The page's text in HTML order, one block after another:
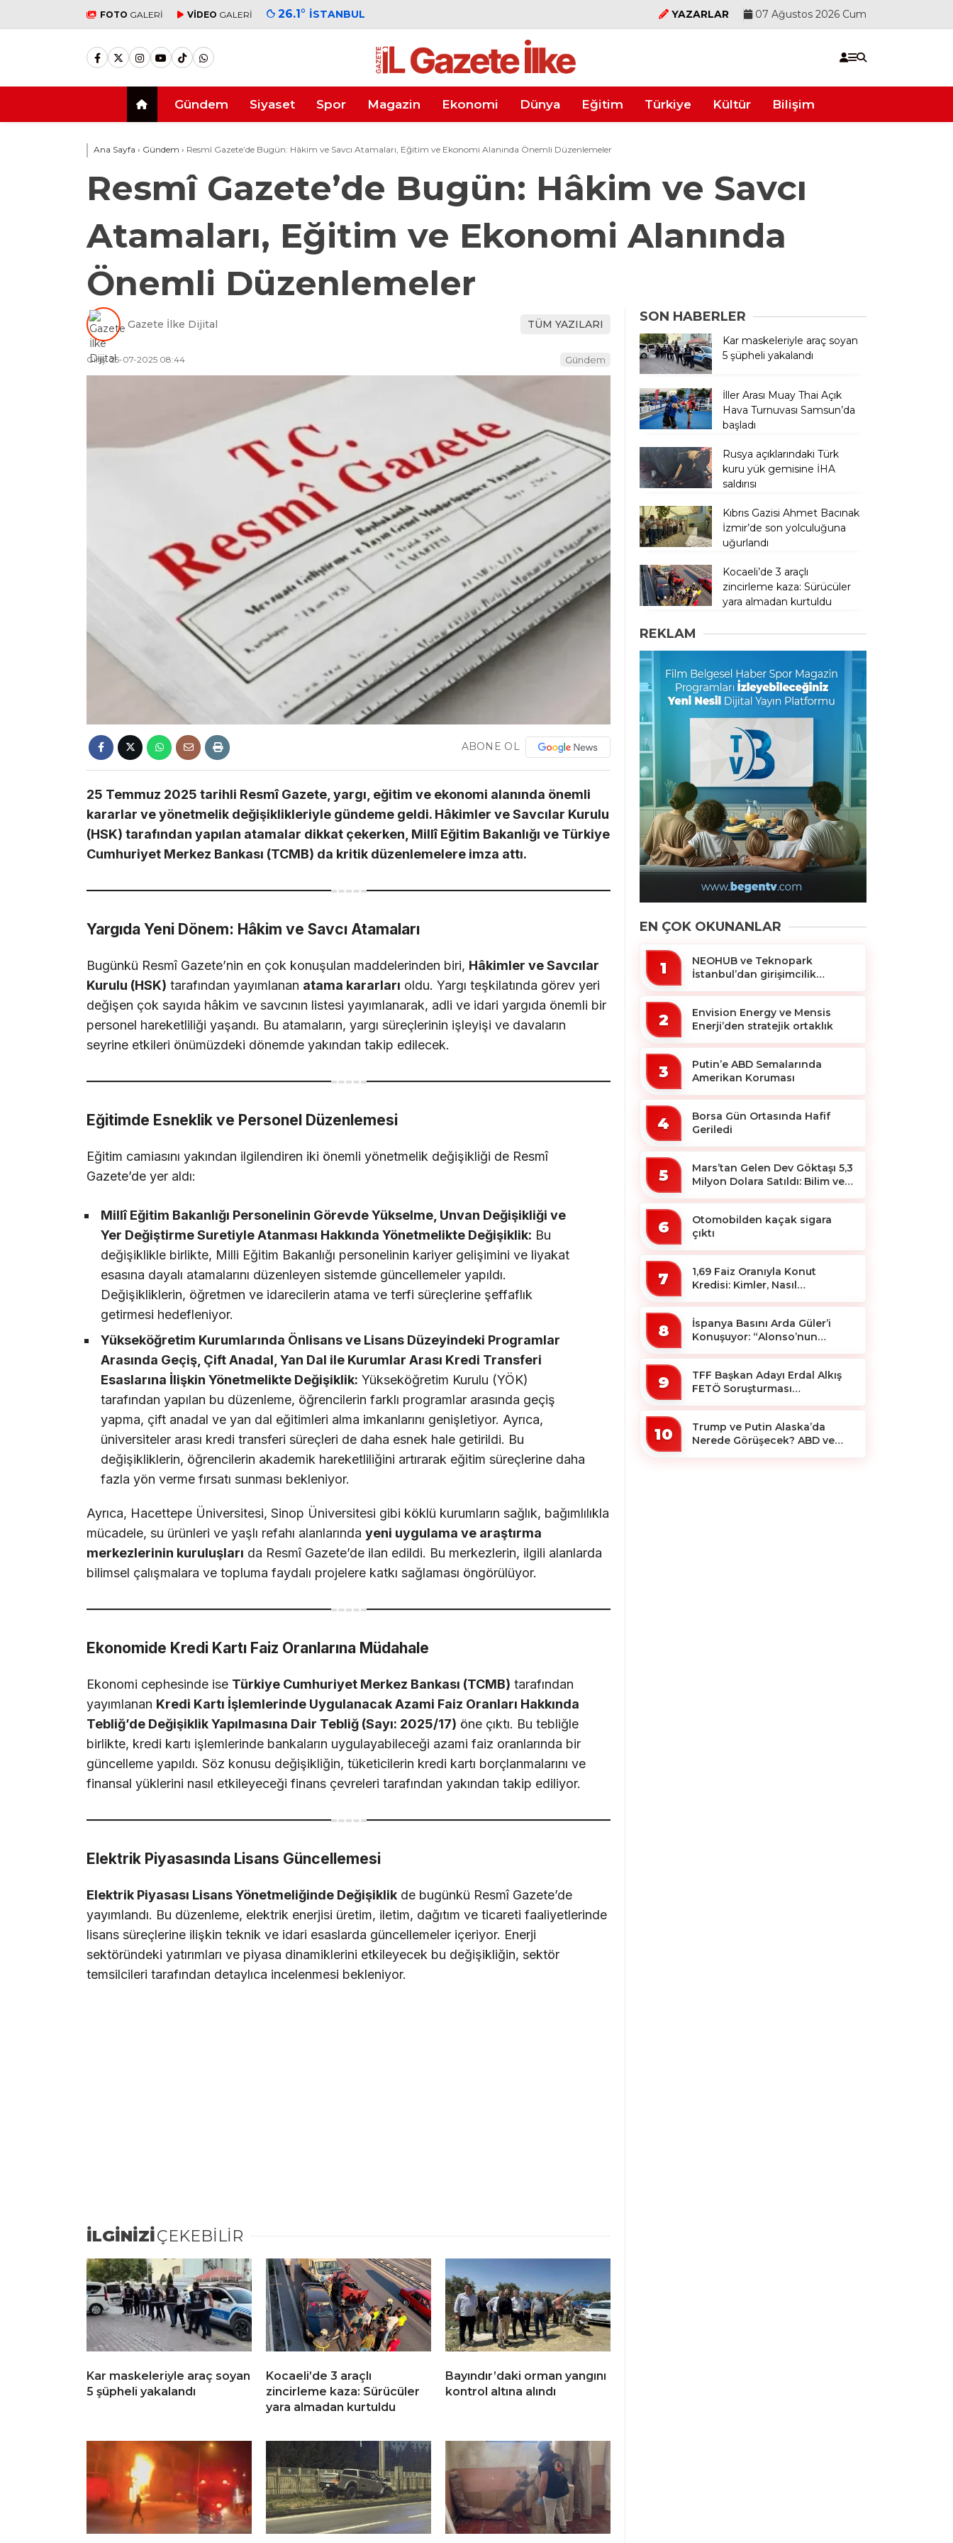
FOTO GALERİ VİDEO GALERİ 26.1° İSTANBUL YAZARLAR 07 Ağustos 2026 Cum
Gündem Siyaset Spor Magazin Ekonomi Dünya Eğitim Türkiye Kültür Bilişim
Ana Sayfa › Gündem › Resmî Gazete’de Bugün: Hâkim ve Savcı Atamaları, Eğitim ve Ekonomi Alanında Önemli Düzenlemeler
Resmî Gazete’de Bugün: Hâkim ve Savcı
Atamaları, Eğitim ve Ekonomi Alanında
Önemli Düzenlemeler
Gazete İlke Dijital TÜM YAZILARI
Giriş: 25-07-2025 08:44 Gündem
ABONE OL
25 Temmuz 2025 tarihli Resmî Gazete, yargı, eğitim ve ekonomi alanında önemli
kararlar ve yönetmelik değişiklikleriyle gündeme geldi. Hâkimler ve Savcılar Kurulu
(HSK) tarafından yapılan atamalar dikkat çekerken, Millî Eğitim Bakanlığı ve Türkiye
Cumhuriyet Merkez Bankası (TCMB) da kritik düzenlemelere imza attı.
Yargıda Yeni Dönem: Hâkim ve Savcı Atamaları
Bugünkü Resmî Gazete’nin en çok konuşulan maddelerinden biri, Hâkimler ve Savcılar
Kurulu (HSK) tarafından yayımlanan atama kararları oldu. Yargı teşkilatında görev yeri
değişen çok sayıda hâkim ve savcının listesi yayımlanarak, adli ve idari yargıda önemli bir
personel hareketliliği yaşandı. Bu atamaların, yargı süreçlerinin işleyişi ve davaların
seyrine etkileri önümüzdeki dönemde yakından takip edilecek.
Eğitimde Esneklik ve Personel Düzenlemesi
Eğitim camiasını yakından ilgilendiren iki önemli yönetmelik değişikliği de Resmî
Gazete’de yer aldı:
Millî Eğitim Bakanlığı Personelinin Görevde Yükselme, Unvan Değişikliği ve
Yer Değiştirme Suretiyle Atanması Hakkında Yönetmelikte Değişiklik: Bu
değişiklikle birlikte, Milli Eğitim Bakanlığı personelinin kariyer gelişimini ve liyakat
esasına dayalı atamalarını düzenleyen sistemde güncellemeler yapıldı.
Değişikliklerin, öğretmen ve idarecilerin atama ve terfi süreçlerine şeffaflık
getirmesi hedefleniyor.
Yükseköğretim Kurumlarında Önlisans ve Lisans Düzeyindeki Programlar
Arasında Geçiş, Çift Anadal, Yan Dal ile Kurumlar Arası Kredi Transferi
Esaslarına İlişkin Yönetmelikte Değişiklik: Yükseköğretim Kurulu (YÖK)
tarafından yapılan bu düzenleme, öğrencilerin farklı programlar arasında geçiş
yapma, çift anadal ve yan dal eğitimleri alma imkanlarını genişletiyor. Ayrıca,
üniversiteler arası kredi transferi süreçleri de daha esnek hale getirildi. Bu
değişikliklerin, öğrencilerin akademik hareketliliğini artırarak eğitim süreçlerine daha
fazla yön verme fırsatı sunması bekleniyor.
Ayrıca, Hacettepe Üniversitesi, Sinop Üniversitesi gibi köklü kurumların sağlık, bağımlılıkla
mücadele, su ürünleri ve yaşlı refahı alanlarında yeni uygulama ve araştırma
merkezlerinin kuruluşları da Resmî Gazete’de ilan edildi. Bu merkezlerin, ilgili alanlarda
bilimsel çalışmalara ve topluma faydalı projelere katkı sağlaması öngörülüyor.
Ekonomide Kredi Kartı Faiz Oranlarına Müdahale
Ekonomi cephesinde ise Türkiye Cumhuriyet Merkez Bankası (TCMB) tarafından
yayımlanan Kredi Kartı İşlemlerinde Uygulanacak Azami Faiz Oranları Hakkında
Tebliğ’de Değişiklik Yapılmasına Dair Tebliğ (Sayı: 2025/17) öne çıktı. Bu tebliğle
birlikte, kredi kartı işlemlerinde bankaların uygulayabileceği azami faiz oranlarında bir
güncelleme yapıldı. Söz konusu değişikliğin, tüketicilerin kredi kartı borçlanmalarını ve
finansal yüklerini nasıl etkileyeceği finans çevreleri tarafından yakından takip ediliyor.
Elektrik Piyasasında Lisans Güncellemesi
Elektrik Piyasası Lisans Yönetmeliğinde Değişiklik de bugünkü Resmî Gazete’de
yayımlandı. Bu düzenleme, elektrik enerjisi üretim, iletim, dağıtım ve ticareti faaliyetlerinde
lisans süreçlerine ilişkin teknik ve idari esaslarda güncellemeler içeriyor. Enerji
sektöründeki yatırımları ve piyasa dinamiklerini etkileyecek bu değişikliğin, sektör
temsilcileri tarafından detaylıca incelenmesi bekleniyor.
İLGİNİZİÇEKEBİLİR
Kar maskeleriyle araç soyan
5 şüpheli yakalandı
Kocaeli’de 3 araçlı
zincirleme kaza: Sürücüler
yara almadan kurtuldu
Bayındır’daki orman yangını
kontrol altına alındı
SON HABERLER
Kar maskeleriyle araç soyan
5 şüpheli yakalandı
İller Arası Muay Thai Açık
Hava Turnuvası Samsun’da
başladı
Rusya açıklarındaki Türk
kuru yük gemisine İHA
saldırısı
Kıbrıs Gazisi Ahmet Bacınak
İzmir’de son yolculuğuna
uğurlandı
Kocaeli’de 3 araçlı
zincirleme kaza: Sürücüler
yara almadan kurtuldu
REKLAM
EN ÇOK OKUNANLAR
1
NEOHUB ve Teknopark
İstanbul’dan girişimcilik
2
Envision Energy ve Mensis
Enerji’den stratejik ortaklık
3
Putin’e ABD Semalarında
Amerikan Koruması
4
Borsa Gün Ortasında Hafif
Geriledi
5
Mars’tan Gelen Dev Göktaşı 5,3
Milyon Dolara Satıldı: Bilim ve
6
Otomobilden kaçak sigara
çıktı
7
1,69 Faiz Oranıyla Konut
Kredisi: Kimler, Nasıl
8
İspanya Basını Arda Güler’i
Konuşuyor: “Alonso’nun
9
TFF Başkan Adayı Erdal Alkış
FETÖ Soruşturması
10
Trump ve Putin Alaska’da
Nerede Görüşecek? ABD ve